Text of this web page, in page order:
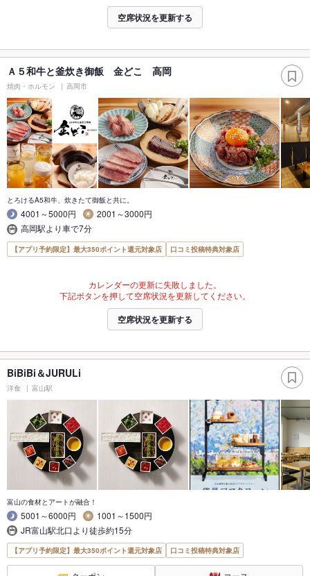
空席状況を更新する
Ａ５和牛と釜炊き御飯 金どこ 高岡
焼肉・ホルモン 高岡市
とろけるA5和牛、炊きたて御飯と共に。
4001～5000円
2001～3000円
高岡駅より車で7分
【アプリ予約限定】最大350ポイント還元対象店 口コミ投稿特典対象店
カレンダーの更新に失敗しました。
下記ボタンを押して空席状況を更新してください。
空席状況を更新する
BiBiBi＆JURULi
洋食 富山駅
富山の食材とアートが融合！
5001～6000円
1001～1500円
JR富山駅北口より徒歩約15分
【アプリ予約限定】最大350ポイント還元対象店 口コミ投稿特典対象店